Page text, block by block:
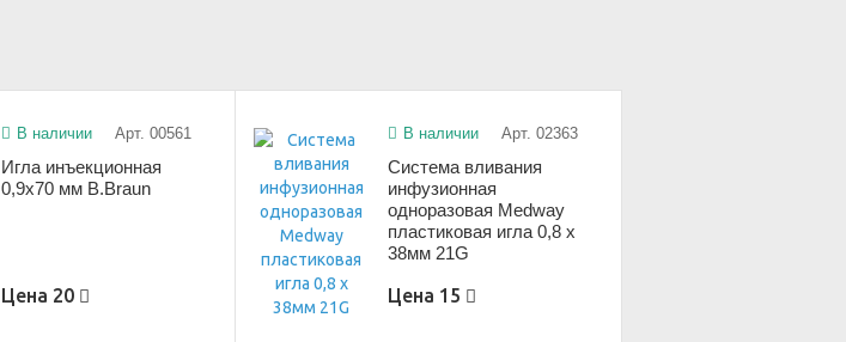
В наличии Арт. 00561
Игла инъекционная
0,9х70 мм B.Braun
Цена 20
В наличии Арт. 02363
Система вливания
инфузионная
одноразовая Medway
пластиковая игла 0,8 x
38мм 21G
Цена 15